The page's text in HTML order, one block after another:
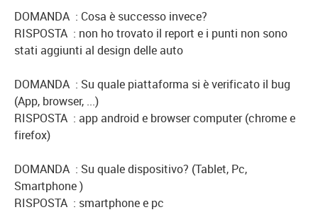
DOMANDA : Cosa è successo invece?
RISPOSTA : non ho trovato il report e i punti non sono
stati aggiunti al design delle auto
DOMANDA : Su quale piattaforma si è verificato il bug
(App, browser, ...)
RISPOSTA : app android e browser computer (chrome e
firefox)
DOMANDA : Su quale dispositivo? (Tablet, Pc,
Smartphone )
RISPOSTA : smartphone e pc